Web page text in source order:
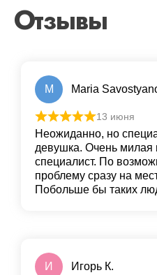
Отзывы
M Maria
13 июня
Неожиданно, но
девушка. Очень милая
специалист. По
проблему сразу на
Побольше бы таких
И Игорь К.